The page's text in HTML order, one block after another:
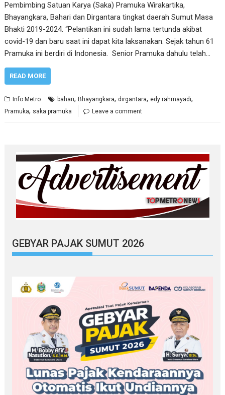
Pembimbing Satuan Karya (Saka) Pramuka Wirakartika,
Bhayangkara, Bahari dan Dirgantara tingkat daerah Sumut Masa
Bhakti 2019-2024. “Pelantikan ini sudah lama tertunda akibat
covid-19 dan baru saat ini dapat kita laksanakan. Sejak tahun 61
Pramuka ini berdiri di Indonesia. Senior Pramuka dahulu telah…
READ MORE
Info Metro bahari,Bhayangkara, dirgantara, edy rahmayadi,
Pramuka, saka pramuka Leave a comment
GEBYAR PAJAK SUMUT 2026